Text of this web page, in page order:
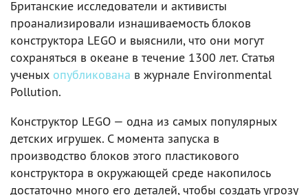
Британские исследователи и активисты
проанализировали изнашиваемость блоков
конструктора LEGO и выяснили, что они могут
сохраняться в океане в течение 1300 лет. Статья
ученых опубликована в журнале Environmental
Pollution.
Конструктор LEGO — одна из самых популярных
детских игрушек. С момента запуска в
производство блоков этого пластикового
конструктора в окружающей среде накопилось
достаточно много его деталей, чтобы создать угрозу